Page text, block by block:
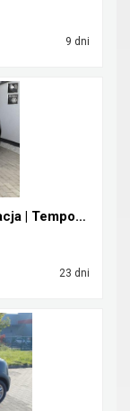
9 dni
Mini ONE 1.5 D | Stan BDB | Klimatyzacja | Tempoma...
23 dni